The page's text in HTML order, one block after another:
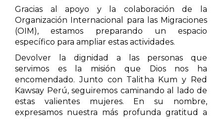
Gracias al apoyo y la colaboración de la
Organización Internacional para las Migraciones
(OIM), estamos preparando un espacio
específico para ampliar estas actividades.
Devolver la dignidad a las personas que
servimos es la misión que Dios nos ha
encomendado. Junto con Talitha Kum y Red
Kawsay Perú, seguiremos caminando al lado de
estas valientes mujeres. En su nombre,
expresamos nuestra más profunda gratitud a